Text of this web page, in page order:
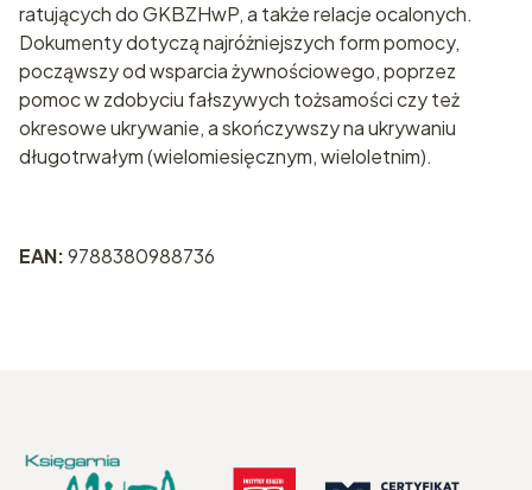
ratujących do GKBZHwP, a także relacje ocalonych.
Dokumenty dotyczą najróżniejszych form pomocy,
począwszy od wsparcia żywnościowego, poprzez
pomoc w zdobyciu fałszywych tożsamości czy też
okresowe ukrywanie, a skończywszy na ukrywaniu
długotrwałym (wielomiesięcznym, wieloletnim).
EAN:9788380988736